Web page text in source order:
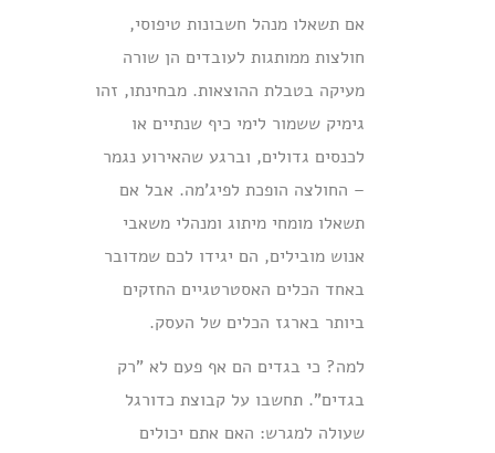
אם תשאלו מנהל חשבונות טיפוסי,
חולצות ממותגות לעובדים הן שורה
מעיקה בטבלת ההוצאות. מבחינתו, זהו
גימיק ששמור לימי כיף שנתיים או
לכנסים גדולים, וברגע שהאירוע נגמר
– החולצה הופכת לפיג'מה. אבל אם
תשאלו מומחי מיתוג ומנהלי משאבי
אנוש מובילים, הם יגידו לכם שמדובר
באחד הכלים האסטרטגיים החזקים
ביותר בארגז הכלים של העסק.
למה? כי בגדים הם אף פעם לא "רק
בגדים". תחשבו על קבוצת כדורגל
שעולה למגרש: האם אתם יכולים